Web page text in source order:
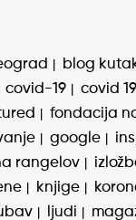
blog
covid-19 covid 19
fondacija
google
rangelov
knjige
ljudi